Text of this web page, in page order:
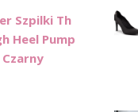
Szpilki Th
Heel Pump
Czarny